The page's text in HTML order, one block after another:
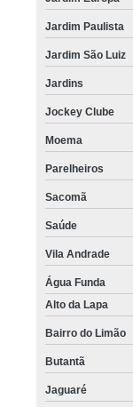
clinica que faz nano
nano pigmentação
nano pigmentação
clinica que faz nano
nano
nano
nano pigmentação
nano pigmentação
nano pigmentação
clinica que faz nano
nano
nano pigmentação
Jardim Paulista
Jardim São Luiz
Jardins
Jockey Clube
Moema
Parelheiros
Sacomã
Saúde
Vila Andrade
Água Funda
Alto da Lapa
Bairro do Limão
Butantã
Jaguaré